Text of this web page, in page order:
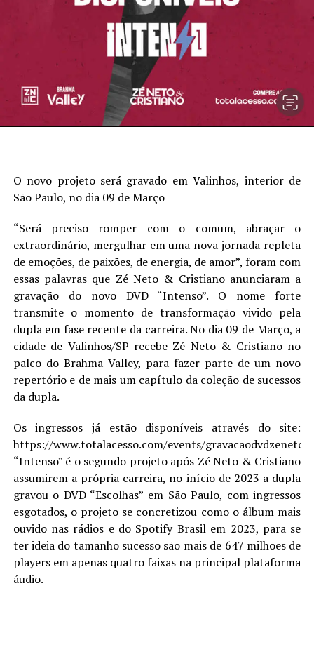
O novo projeto será gravado em Valinhos, interior de
São Paulo, no dia 09 de Março
“Será preciso romper com o comum, abraçar o
extraordinário, mergulhar em uma nova jornada repleta
de emoções, de paixões, de energia, de amor”, foram com
essas palavras que Zé Neto & Cristiano anunciaram a
gravação do novo DVD “Intenso”. O nome forte
transmite o momento de transformação vivido pela
dupla em fase recente da carreira. No dia 09 de Março, a
cidade de Valinhos/SP recebe Zé Neto & Cristiano no
palco do Brahma Valley, para fazer parte de um novo
repertório e de mais um capítulo da coleção de sucessos
da dupla.
Os ingressos já estão disponíveis através do site:
https://www.totalacesso.com/events/
“Intenso” é o segundo projeto após Zé Neto & Cristiano
assumirem a própria carreira, no início de 2023 a dupla
gravou o DVD “Escolhas” em São Paulo, com ingressos
esgotados, o projeto se concretizou como o álbum mais
ouvido nas rádios e do Spotify Brasil em 2023, para se
ter ideia do tamanho sucesso são mais de 647 milhões de
players em apenas quatro faixas na principal plataforma
áudio.